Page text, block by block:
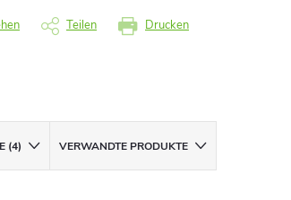
Drucken
Teilen
(4) VERWANDTE PRODUKTE